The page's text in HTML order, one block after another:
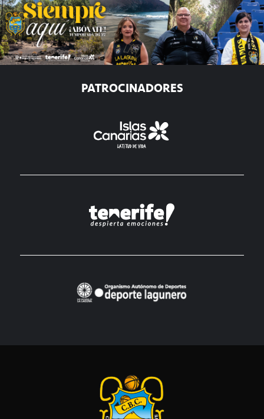
PATROCINADORES